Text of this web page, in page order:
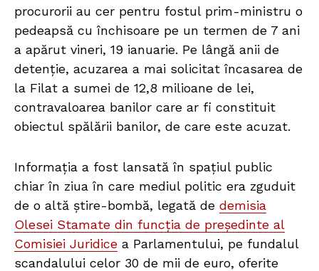
procurorii au cer pentru fostul prim-ministru o
pedeapsă cu închisoare pe un termen de 7 ani
a apărut vineri, 19 ianuarie. Pe lângă anii de
detenție, acuzarea a mai solicitat încasarea de
la Filat a sumei de 12,8 milioane de lei,
contravaloarea banilor care ar fi constituit
obiectul spălării banilor, de care este acuzat.
Informația a fost lansată în spațiul public
chiar în ziua în care mediul politic era zguduit
de o altă știre-bombă, legată de demisia
Olesei Stamate din funcția de președinte al
Comisiei Juridice a Parlamentului, pe fundalul
scandalului celor 30 de mii de euro, oferite